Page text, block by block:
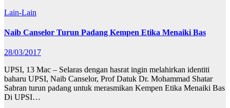
Lain-Lain
Naib Canselor Turun Padang Kempen Etika Menaiki Bas
28/03/2017
UPSI, 13 Mac – Selaras dengan hasrat ingin melahirkan identiti
baharu UPSI, Naib Canselor, Prof Datuk Dr. Mohammad Shatar
Sabran turun padang untuk merasmikan Kempen Etika Menaiki Bas
Di UPSI…